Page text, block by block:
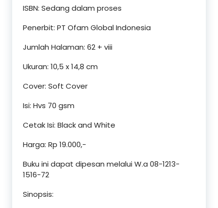
ISBN: Sedang dalam proses
Penerbit: PT Ofam Global Indonesia
Jumlah Halaman: 62 + viii
Ukuran: 10,5 x 14,8 cm
Cover: Soft Cover
Isi: Hvs 70 gsm
Cetak Isi: Black and White
Harga: Rp 19.000,-
Buku ini dapat dipesan melalui W.a 08-1213-
1516-72
Sinopsis: